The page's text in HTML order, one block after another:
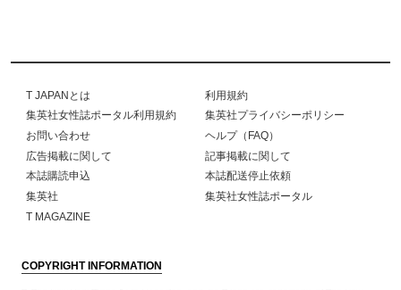
T JAPANとは
利用規約
集英社女性誌ポータル利用規約
集英社プライバシーポリシー
お問い合わせ
ヘルプ（FAQ）
広告掲載に関して
記事掲載に関して
本誌購読申込
本誌配送停止依頼
集英社
集英社女性誌ポータル
T MAGAZINE
COPYRIGHT INFORMATION